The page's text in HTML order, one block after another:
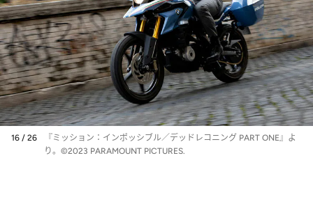
16 / 26
『ミッション：インポッシブル／デッドレコニング PART ONE』よ
り。©2023 PARAMOUNT PICTURES.